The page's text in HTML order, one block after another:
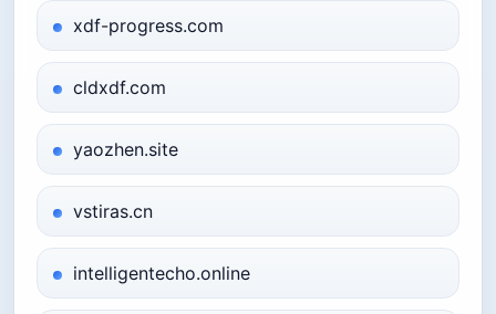
xdf-progress.com
cldxdf.com
yaozhen.site
vstiras.cn
intelligentecho.online